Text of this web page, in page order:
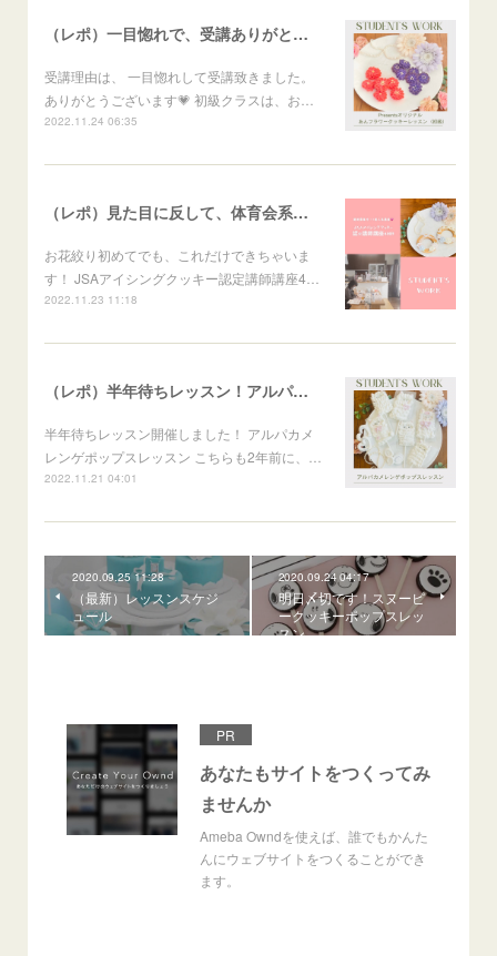
（レポ）一目惚れで、受講ありがとうございます🙏
受講理由は、 一目惚れして受講致きました。
ありがとうございます💗 初級クラスは、お…
2022.11.24 06:35
（レポ）見た目に反して、体育会系な回（笑）
お花絞り初めてでも、これだけできちゃいま
す！ JSAアイシングクッキー認定講師講座4…
2022.11.23 11:18
（レポ）半年待ちレッスン！アルパカメレンゲポップス
半年待ちレッスン開催しました！ アルパカメ
レンゲポップスレッスン こちらも2年前に、…
2022.11.21 04:01
2020.09.25 11:28
（最新）レッスンスケジ
ュール
2020.09.24 04:17
明日〆切です！スヌーピ
ークッキーポップスレッ
スン
PR
あなたもサイトをつくってみ
ませんか
Ameba Owndを使えば、誰でもかんた
んにウェブサイトをつくることができ
ます。